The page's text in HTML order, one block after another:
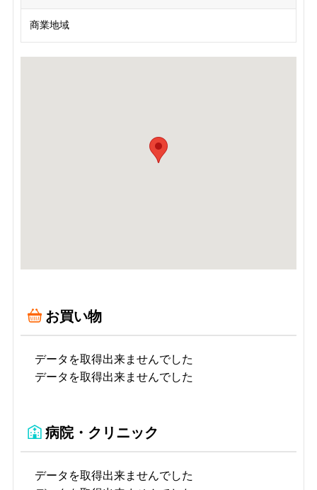
商業地域
お買い物
データを取得出来ませんでした
データを取得出来ませんでした
病院・クリニック
データを取得出来ませんでした